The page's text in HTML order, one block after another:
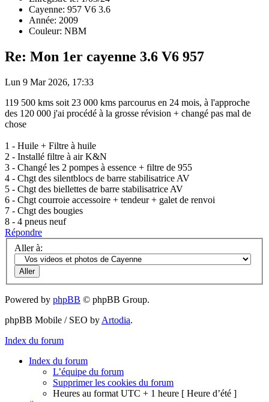
Cayenne: 957 V6 3.6
Année: 2009
Couleur: NBM
Re: Mon 1er cayenne 3.6 V6 957
Lun 9 Mar 2026, 17:33
119 500 kms soit 23 000 kms parcourus en 24 mois, à l'approche
des 120 000 j'ai procédé à la grosse révision + changé pas mal de
chose
1 - Huile + Filtre à huile
2 - Installé filtre à air K&N
3 - Changé les 2 pompes à essence + filtre de 955
4 - Chgt des silentblocs de barre stabilisatrice AV
5 - Chgt des biellettes de barre stabilisatrice AV
6 - Chgt courroie accessoire + tendeur + galet de renvoi
7 - Chgt des bougies
8 - 4 pneus neuf
Répondre
Aller à:
Powered by phpBB © phpBB Group.
phpBB Mobile / SEO by Artodia.
Index du forum
Index du forum
L’équipe du forum
Supprimer les cookies du forum
Heures au format UTC + 1 heure [ Heure d’été ]